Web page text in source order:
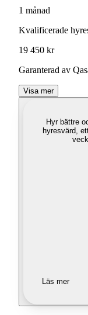
1 månad
Kvalificerade
19 450 kr
Garanterad av
Visa mer
Hyr bättre
hyresvärd,
Läs mer